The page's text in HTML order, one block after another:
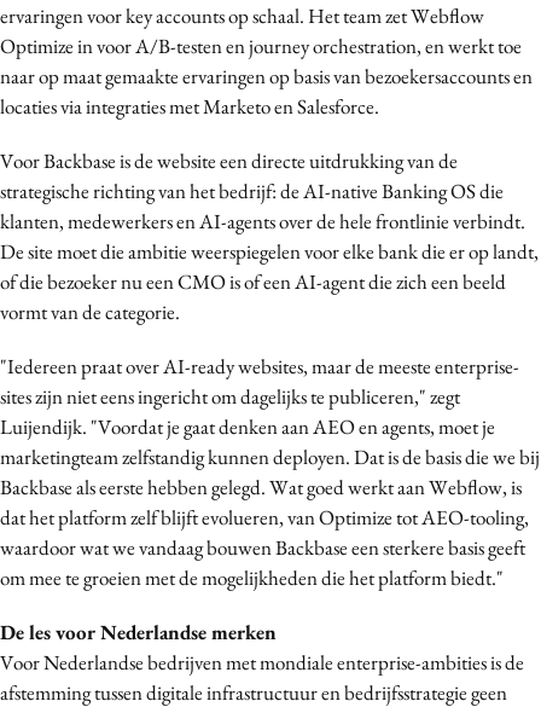
ervaringen voor key accounts op schaal. Het team zet Webflow
Optimize in voor A/B-testen en journey orchestration, en werkt toe
naar op maat gemaakte ervaringen op basis van bezoekersaccounts en
locaties via integraties met Marketo en Salesforce.
Voor Backbase is de website een directe uitdrukking van de
strategische richting van het bedrijf: de AI-native Banking OS die
klanten, medewerkers en AI-agents over de hele frontlinie verbindt.
De site moet die ambitie weerspiegelen voor elke bank die er op landt,
of die bezoeker nu een CMO is of een AI-agent die zich een beeld
vormt van de categorie.
"Iedereen praat over AI-ready websites, maar de meeste enterprise-
sites zijn niet eens ingericht om dagelijks te publiceren," zegt
Luijendijk. "Voordat je gaat denken aan AEO en agents, moet je
marketingteam zelfstandig kunnen deployen. Dat is de basis die we bij
Backbase als eerste hebben gelegd. Wat goed werkt aan Webflow, is
dat het platform zelf blijft evolueren, van Optimize tot AEO-tooling,
waardoor wat we vandaag bouwen Backbase een sterkere basis geeft
om mee te groeien met de mogelijkheden die het platform biedt."
De les voor Nederlandse merken
Voor Nederlandse bedrijven met mondiale enterprise-ambities is de
afstemming tussen digitale infrastructuur en bedrijfsstrategie geen